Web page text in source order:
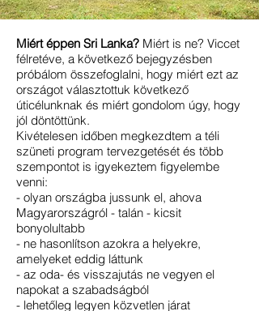
Miért éppen Sri Lanka? Miért is ne? Viccet
félretéve, a következő bejegyzésben
próbálom összefoglalni, hogy miért ezt az
országot választottuk következő
úticélunknak és miért gondolom úgy, hogy
jól döntöttünk.
Kivételesen időben megkezdtem a téli
szüneti program tervezgetését és több
szempontot is igyekeztem figyelembe
venni:
- olyan országba jussunk el, ahova
Magyarországról - talán - kicsit
bonyolultabb
- ne hasonlítson azokra a helyekre,
amelyeket eddig láttunk
- az oda- és visszajutás ne vegyen el
napokat a szabadságból
- lehetőleg legyen közvetlen járat